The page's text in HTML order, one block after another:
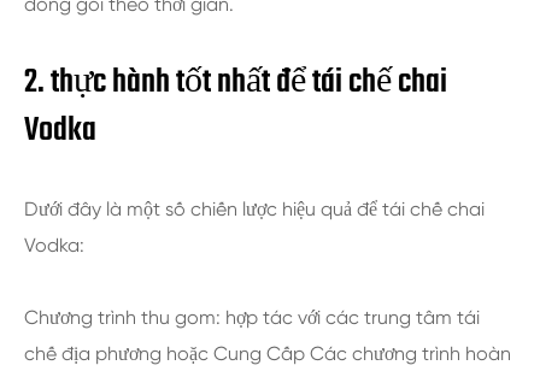
2. thực hành tốt nhất để tái chế chai
Vodka
Dưới đây là một số chiến lược hiệu quả để tái chế chai
Vodka:
Chương trình thu gom: hợp tác với các trung tâm tái
chế địa phương hoặc Cung Cấp Các chương trình hoàn